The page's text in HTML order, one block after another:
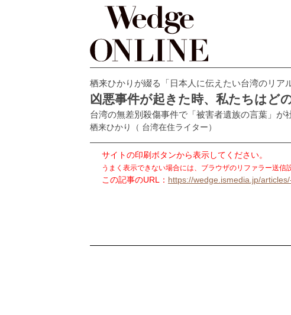
栖来ひかりが綴る「日本人に伝えたい台湾のリアル
凶悪事件が起きた時、私たちはど
台湾の無差別殺傷事件で「被害者遺族の言葉」が
栖来ひかり （ 台湾在住ライター）
サイトの印刷ボタンから表示してください。
うまく表示できない場合には、ブラウザのリファラー送信
この記事のURL： https://wedge.ismedia.jp/